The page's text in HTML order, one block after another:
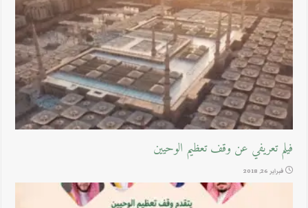
فيلم تعريفي عن وقف تعظيم الوحيين
فبراير 26, 2018